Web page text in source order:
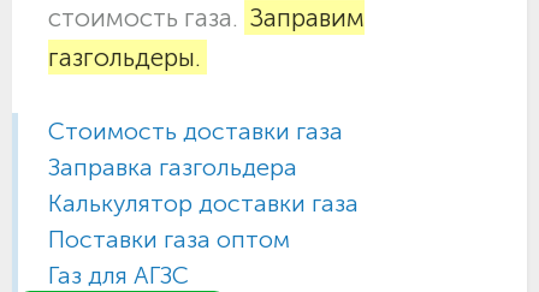
стоимость газа. Заправим
газгольдеры.
Стоимость доставки газа
Заправка газгольдера
Калькулятор доставки газа
Поставки газа оптом
Газ для АГЗС